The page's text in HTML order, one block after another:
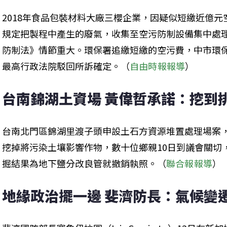
2018年食品包裝材料大廠三櫻企業，因疑似短繳近億
規定把製程中產生的廢氣，收集至空污防制設備集中處
防制法》情節重大。環保署追繳短繳的空污費，中市環
最高行政法院駁回所訴確定。（自由時報報導）
台南錦湖土資場 黃偉哲承諾：挖到
台南北門區錦湖里渡子頭申設土石方資源堆置處理場
挖掉將污染土壤影響作物，數十位鄉親10日到議會關
掘結果為地下鹽分改良管就撤銷執照。（聯合報報導）
地緣政治擺一邊 斐濟防長：氣候變